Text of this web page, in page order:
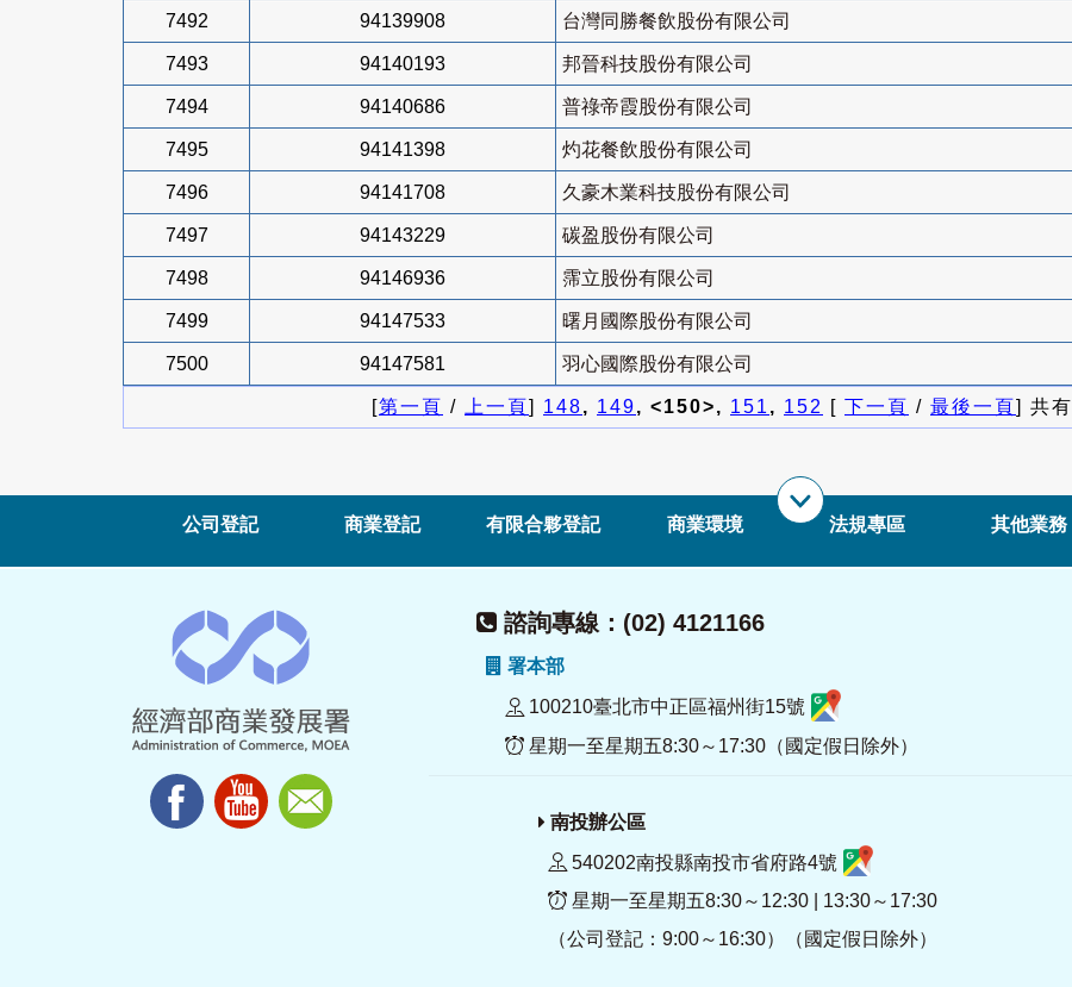
7492 94139908 台灣同勝餐飲股份有限公司
7493 94140193 邦晉科技股份有限公司
7494 94140686 普祿帝霞股份有限公司
7495 94141398 灼花餐飲股份有限公司
7496 94141708 久豪木業科技股份有限公司
7497 94143229 碳盈股份有限公司
7498 94146936 霈立股份有限公司
7499 94147533 曙月國際股份有限公司
7500 94147581 羽心國際股份有限公司
[第一頁 / 上一頁] 148, 149, <150>, 151, 152 [ 下一頁 / 最後一頁] 共有
公司登記 商業登記 有限合夥登記 商業環境 法規專區 其他業務
諮詢專線：(02) 4121166
署本部
100210臺北市中正區福州街15號
星期一至星期五8:30～17:30（國定假日除外）
南投辦公區
540202南投縣南投市省府路4號
星期一至星期五8:30～12:30 | 13:30～17:30
（公司登記：9:00～16:30）（國定假日除外）